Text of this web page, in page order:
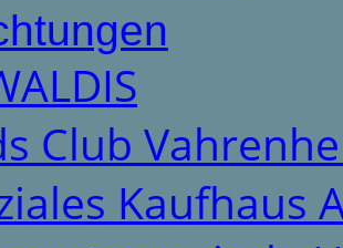
Club
Kaufhaus